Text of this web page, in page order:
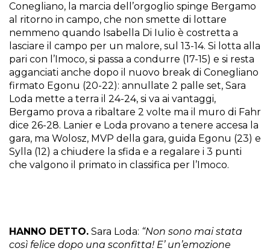
Conegliano, la marcia dell’orgoglio spinge Bergamo
al ritorno in campo, che non smette di lottare
nemmeno quando Isabella Di Iulio è costretta a
lasciare il campo per un malore, sul 13-14. Si lotta alla
pari con l’Imoco, si passa a condurre (17-15) e si resta
agganciati anche dopo il nuovo break di Conegliano
firmato Egonu (20-22): annullate 2 palle set, Sara
Loda mette a terra il 24-24, si va ai vantaggi,
Bergamo prova a ribaltare 2 volte ma il muro di Fahr
dice 26-28. Lanier e Loda provano a tenere accesa la
gara, ma Wolosz, MVP della gara, guida Egonu (23) e
Sylla (12) a chiudere la sfida e a regalare i 3 punti
che valgono il primato in classifica per l’Imoco.
HANNO DETTO. Sara Loda: “Non sono mai stata
così felice dopo una sconfitta! E’ un’emozione